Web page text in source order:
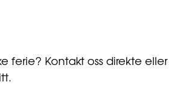
ferie? Kontakt oss direkte eller